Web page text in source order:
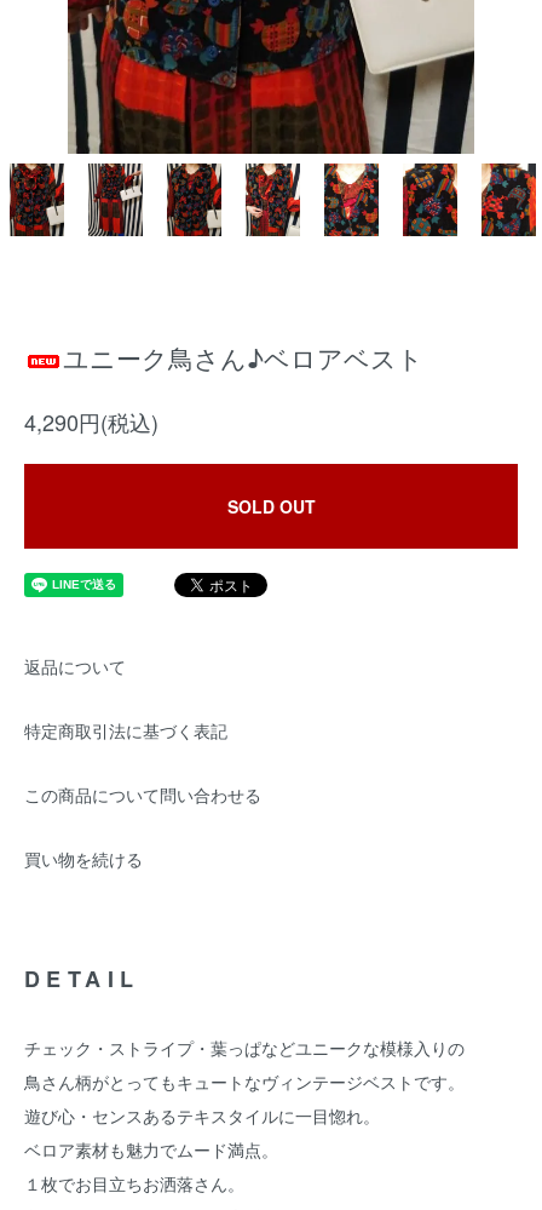
ユニーク鳥さん♪ベロアベスト
4,290円(税込)
SOLD OUT
返品について
特定商取引法に基づく表記
この商品について問い合わせる
買い物を続ける
DETAIL
チェック・ストライプ・葉っぱなどユニークな模様入りの
鳥さん柄がとってもキュートなヴィンテージベストです。
遊び心・センスあるテキスタイルに一目惚れ。
ベロア素材も魅力でムード満点。
１枚でお目立ちお洒落さん。